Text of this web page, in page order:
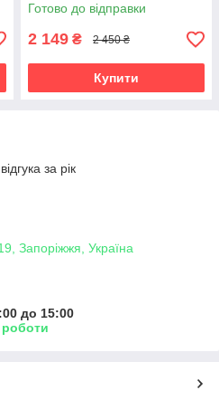
Готово до відправки
2 149 ₴ 2 450 ₴
Купити
за рік
Запоріжжя, Україна
до 15:00
роботи